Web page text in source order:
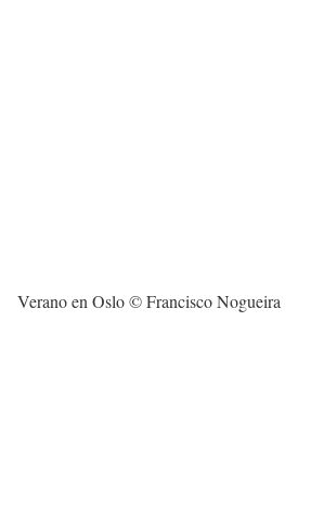
Verano en Oslo © Francisco Nogueira